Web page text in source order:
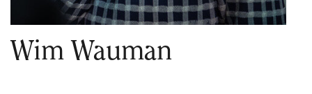
Wim Wauman